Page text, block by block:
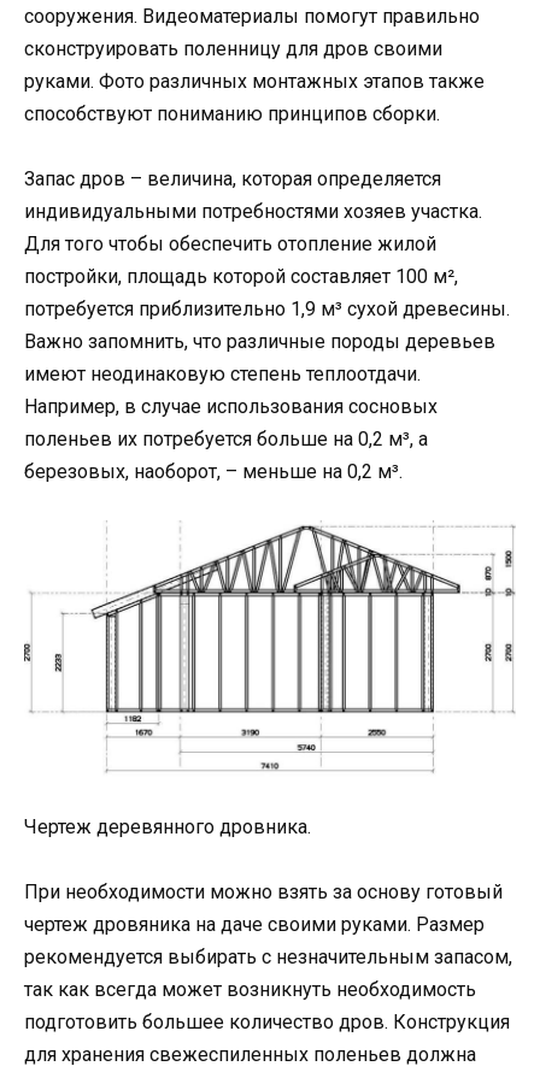
сооружения. Видеоматериалы помогут правильно
сконструировать поленницу для дров своими
руками. Фото различных монтажных этапов также
способствуют пониманию принципов сборки.
Запас дров – величина, которая определяется
индивидуальными потребностями хозяев участка.
Для того чтобы обеспечить отопление жилой
постройки, площадь которой составляет 100 м²,
потребуется приблизительно 1,9 м³ сухой древесины.
Важно запомнить, что различные породы деревьев
имеют неодинаковую степень теплоотдачи.
Например, в случае использования сосновых
поленьев их потребуется больше на 0,2 м³, а
березовых, наоборот, – меньше на 0,2 м³.
Чертеж деревянного дровника.
При необходимости можно взять за основу готовый
чертеж дровяника на даче своими руками. Размер
рекомендуется выбирать с незначительным запасом,
так как всегда может возникнуть необходимость
подготовить большее количество дров. Конструкция
для хранения свежеспиленных поленьев должна